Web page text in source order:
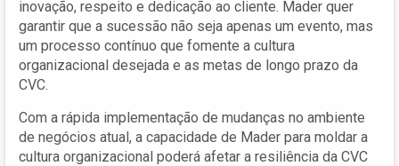
inovação, respeito e dedicação ao cliente. Mader quer
garantir que a sucessão não seja apenas um evento, mas
um processo contínuo que fomente a cultura
organizacional desejada e as metas de longo prazo da
CVC.
Com a rápida implementação de mudanças no ambiente
de negócios atual, a capacidade de Mader para moldar a
cultura organizacional poderá afetar a resiliência da CVC